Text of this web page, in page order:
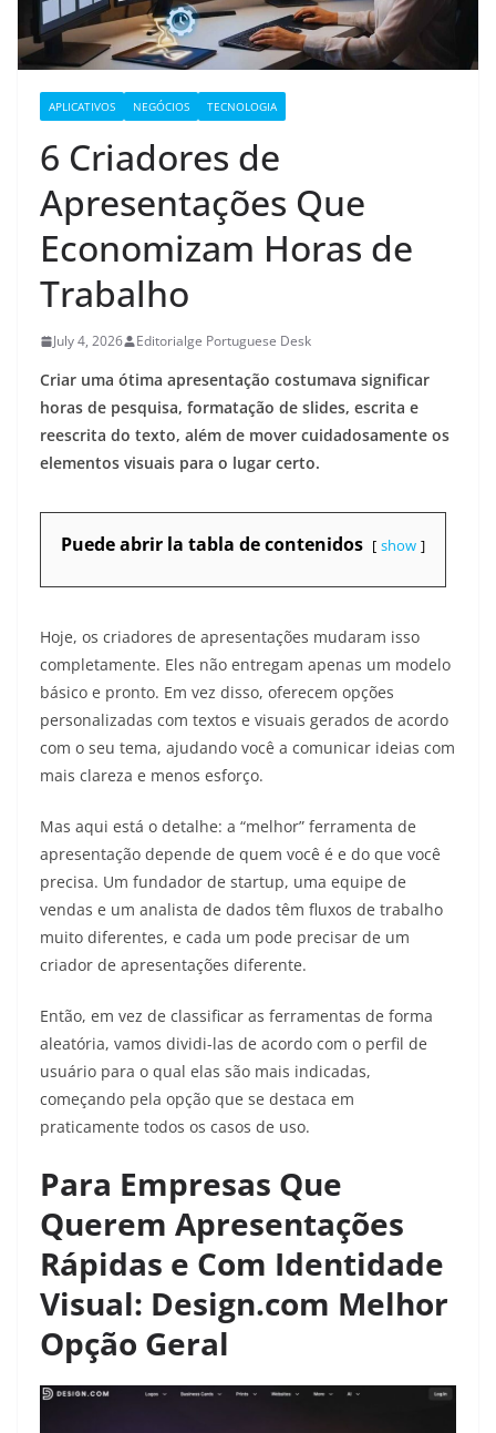
APLICATIVOS NEGÓCIOS TECNOLOGIA
6 Criadores de
Apresentações Que
Economizam Horas de
Trabalho
July 4, 2026 Editorialge Portuguese Desk
Criar uma ótima apresentação costumava significar
horas de pesquisa, formatação de slides, escrita e
reescrita do texto, além de mover cuidadosamente os
elementos visuais para o lugar certo.
Puede abrir la tabla de contenidos show
Hoje, os criadores de apresentações mudaram isso
completamente. Eles não entregam apenas um modelo
básico e pronto. Em vez disso, oferecem opções
personalizadas com textos e visuais gerados de acordo
com o seu tema, ajudando você a comunicar ideias com
mais clareza e menos esforço.
Mas aqui está o detalhe: a “melhor” ferramenta de
apresentação depende de quem você é e do que você
precisa. Um fundador de startup, uma equipe de
vendas e um analista de dados têm fluxos de trabalho
muito diferentes, e cada um pode precisar de um
criador de apresentações diferente.
Então, em vez de classificar as ferramentas de forma
aleatória, vamos dividi-las de acordo com o perfil de
usuário para o qual elas são mais indicadas,
começando pela opção que se destaca em
praticamente todos os casos de uso.
Para Empresas Que
Querem Apresentações
Rápidas e Com Identidade
Visual: Design.com Melhor
Opção Geral